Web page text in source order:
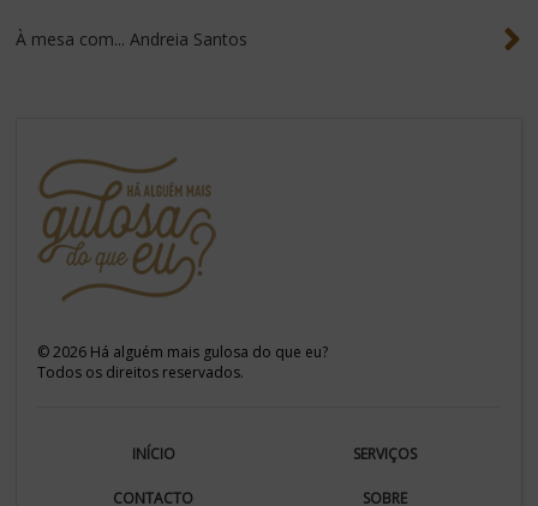
À mesa com... Andreia Santos
©2026 Há alguém mais gulosa do que eu?
Todos os direitos reservados.
INÍCIO SERVIÇOS
CONTACTO SOBRE